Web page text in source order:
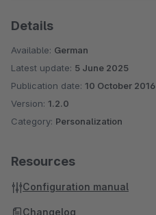
Details
Available: German
Latest update: 5 June 2025
Publication date: 10 October 2016
Version: 1.2.0
Category: Personalization
Resources
Configuration manual
Changelog